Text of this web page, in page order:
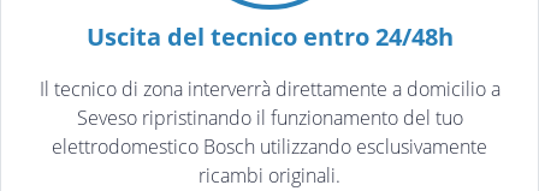
Uscita del tecnico entro 24/48h
Il tecnico di zona interverrà direttamente a domicilio a
Seveso ripristinando il funzionamento del tuo
elettrodomestico Bosch utilizzando esclusivamente
ricambi originali.